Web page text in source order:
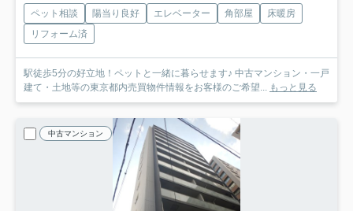
ペット相談 陽当り良好 エレベーター 角部屋
床暖房
リフォーム済
駅徒歩5分の好立地！ペットと一緒に暮らせます♪ 中古マンション・一戸
建て・土地等の東京都内売買物件情報をお客様のご希望...
もっと見る
中古マンション